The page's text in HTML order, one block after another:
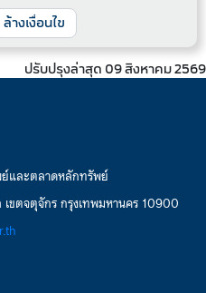
ล้างเงื่อนไข
ปรับปรุงล่าสุด 09 สิงหาคม 2569
และตลาดหลักทรัพย์
ขตจตุจักร กรุงเทพมหานคร 10900